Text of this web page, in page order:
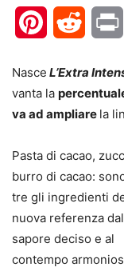
PinterestReddit
Nasce L’Extra
vanta la
va ad ampliare la
Pasta di cacao,
burro di cacao:
tre gli ingredienti
nuova referenza dal
sapore deciso e al
contempo